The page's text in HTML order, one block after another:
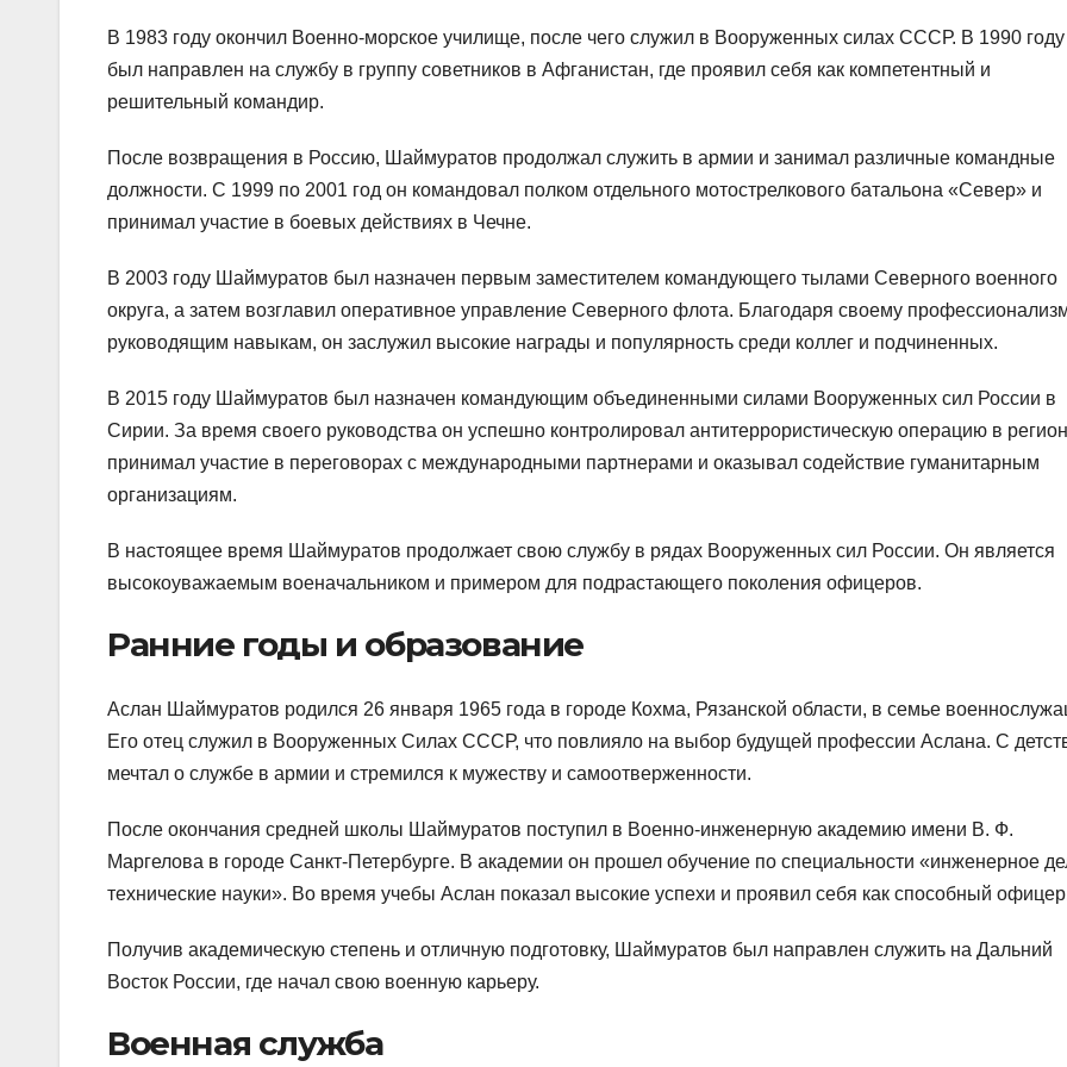
В 1983 году окончил Военно-морское училище, после чего служил в Вооруженных силах СССР. В 1990 году
был направлен на службу в группу советников в Афганистан, где проявил себя как компетентный и
решительный командир.
После возвращения в Россию, Шаймуратов продолжал служить в армии и занимал различные командные
должности. С 1999 по 2001 год он командовал полком отдельного мотострелкового батальона «Север» и
принимал участие в боевых действиях в Чечне.
В 2003 году Шаймуратов был назначен первым заместителем командующего тылами Северного военного
округа, а затем возглавил оперативное управление Северного флота. Благодаря своему
руководящим навыкам, он заслужил высокие награды и популярность среди коллег и подчиненных.
В 2015 году Шаймуратов был назначен командующим объединенными силами Вооруженных сил России в
Сирии. За время своего руководства он успешно контролировал антитеррористическую операцию в
принимал участие в переговорах с международными партнерами и оказывал содействие гуманитарным
организациям.
В настоящее время Шаймуратов продолжает свою службу в рядах Вооруженных сил России. Он является
высокоуважаемым военачальником и примером для подрастающего поколения офицеров.
Ранние годы и образование
Аслан Шаймуратов родился 26 января 1965 года в городе Кохма, Рязанской области, в семье
Его отец служил в Вооруженных Силах СССР, что повлияло на выбор будущей профессии Аслана. С
мечтал о службе в армии и стремился к мужеству и самоотверженности.
После окончания средней школы Шаймуратов поступил в Военно-инженерную академию имени В. Ф.
Маргелова в городе Санкт-Петербурге. В академии он прошел обучение по специальности «инженерное
технические науки». Во время учебы Аслан показал высокие успехи и проявил себя как способный
Получив академическую степень и отличную подготовку, Шаймуратов был направлен служить на Дальний
Восток России, где начал свою военную карьеру.
Военная служба